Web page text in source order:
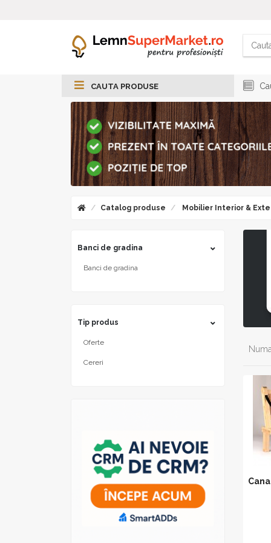
CAUTA PRODUSE
Catalog produse Mobilier Interior &
Banci de gradina
Banci de gradina
Tip produs
Oferte
Cereri